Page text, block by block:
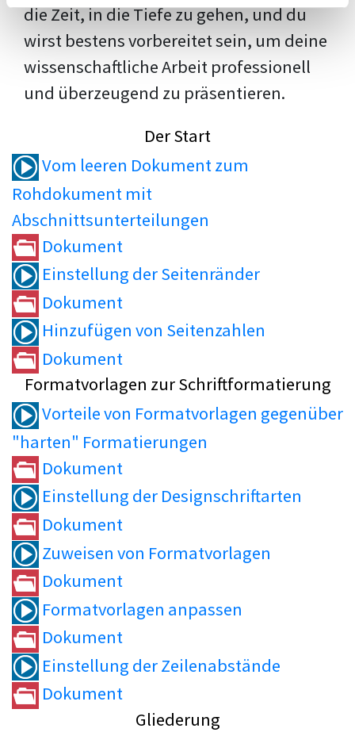
die Zeit, in die Tiefe zu gehen, und du
wirst bestens vorbereitet sein, um deine
wissenschaftliche Arbeit professionell
und überzeugend zu präsentieren.
Der Start
Vom leeren Dokument zum
Rohdokument mit
Abschnittsunterteilungen
Dokument
Einstellung der Seitenränder
Dokument
Hinzufügen von Seitenzahlen
Dokument
Formatvorlagen zur Schriftformatierung
Vorteile von Formatvorlagen gegenüber
"harten" Formatierungen
Dokument
Einstellung der Designschriftarten
Dokument
Zuweisen von Formatvorlagen
Dokument
Formatvorlagen anpassen
Dokument
Einstellung der Zeilenabstände
Dokument
Gliederung